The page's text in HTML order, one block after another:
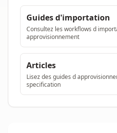
Guides d'importation
Consultez les workflows d
approvisionnement
Articles
Lisez des guides d
specification